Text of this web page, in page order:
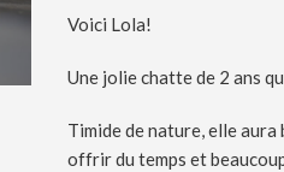
Voici Lola!
Une jolie chatte de 2 ans
Timide de nature, elle aura
offrir du temps et